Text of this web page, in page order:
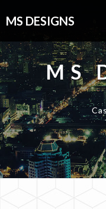
MS DESIGNS
MS